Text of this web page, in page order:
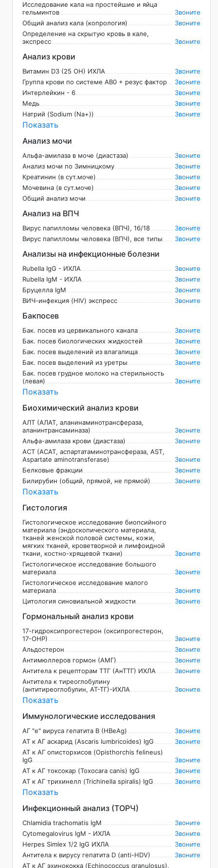
Исследование кала на простейшие и яйца
гельминтов
Звоните
Общий анализ кала (копрология)
Звоните
Определение на скрытую кровь в кале,
экспресс
Звоните
Анализ крови
Витамин D3 (25 OH) ИХЛА
Звоните
Группа крови по системе AB0 + резус фактор
Звоните
Интерлейкин - 6
Звоните
Медь
Звоните
Натрий (Sodium (Na+))
Звоните
Показать
Анализ мочи
Альфа-амилаза в моче (диастаза)
Звоните
Анализ мочи по Зимницкому
Звоните
Креатинин (в сут.моче)
Звоните
Мочевина (в сут.моче)
Звоните
Общий анализ мочи
Звоните
Анализ на ВПЧ
Вирус папилломы человека (ВПЧ), 16/18
Звоните
Вирус папилломы человека (ВПЧ), все типы
Звоните
Анализы на инфекционные болезни
Rubella IgG - ИХЛА
Звоните
Rubella IgM - ИХЛА
Звоните
Бруцелла IgM
Звоните
ВИЧ-инфекция (HIV) экспресс
Звоните
Бакпосев
Бак. посев из цервикального канала
Звоните
Бак. посев биологических жидкостей
Звоните
Бак. посев выделений из влагалища
Звоните
Бак. посев выделений из уретры
Звоните
Бак. посев грудное молоко на стерильность
(левая)
Звоните
Показать
Биохимический анализ крови
АЛТ (АЛАТ, аланинаминотрансфераза,
аланинтрансаминаза)
Звоните
Альфа-амилаза крови (диастаза)
Звоните
АСТ (АСАТ, аспартатаминотрансфераза, AST,
Aspartate aminotransferase)
Звоните
Белковые фракции
Звоните
Билирубин (общий, прямой, не прямой)
Звоните
Показать
Гистология
Гистологическое исследование биопсийного
материала (эндоскопического материала,
тканей женской половой системы, кожи,
мягких тканей, кроветворной и лимфоидной
ткани, костно-хрящевой ткани)
Звоните
Гистологическое исследование большого
материала
Звоните
Гистологическое исследование малого
материала
Звоните
Цитология синовиальной жидкости
Звоните
Гормональный анализ крови
17-гидроксипрогестерон (оксипрогестерон,
17-ОНР)
Звоните
Альдостерон
Звоните
Антимюллеров гормон (АМГ)
Звоните
Антитела к рецепторам ТТГ (АнТТГ) ИХЛА
Звоните
Антитела к тиреоглобулину
(антитиреоглобулин, AT-TГ)-ИХЛА
Звоните
Показать
Иммунологические исследования
АГ "е" вируса гепатита В (HBeAg)
Звоните
АТ к АГ аскарид (Ascaris lumbricoides) IgG
Звоните
АТ к АГ описторхисов (Opisthorchis felineus)
IgG
Звоните
АТ к АГ токсокар (Toxocara canis) IgG
Звоните
АТ к АГ трихинелл (Trichinella spiralis) IgG
Звоните
Показать
Инфекционный анализ (ТОРЧ)
Chlamidia trachomatis IgM
Звоните
Cytomegalovirus IgM - ИХЛА
Звоните
Herpes Simlex 1/2 IgG ИХЛА
Звоните
Антитела к вирусу гепатита D (anti-HDV)
Звоните
АТ к АГ эхинококка (Echinococcus granulosus),